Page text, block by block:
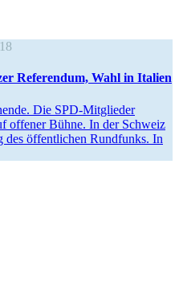
Referendum, Wahl in Italien
Die SPD-Mitglieder
offener Bühne. In der Schweiz
des öffent­lichen Rundfunks. In